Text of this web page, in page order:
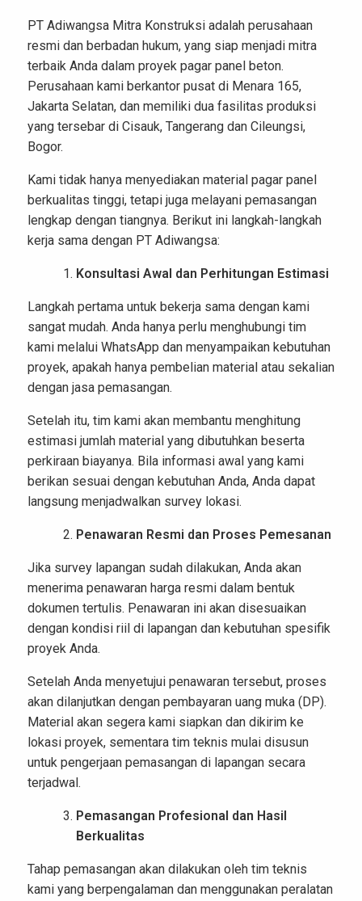
PT Adiwangsa Mitra Konstruksi adalah perusahaan
resmi dan berbadan hukum, yang siap menjadi mitra
terbaik Anda dalam proyek pagar panel beton.
Perusahaan kami berkantor pusat di Menara 165,
Jakarta Selatan, dan memiliki dua fasilitas produksi
yang tersebar di Cisauk, Tangerang dan Cileungsi,
Bogor.
Kami tidak hanya menyediakan material pagar panel
berkualitas tinggi, tetapi juga melayani pemasangan
lengkap dengan tiangnya. Berikut ini langkah-langkah
kerja sama dengan PT Adiwangsa:
Konsultasi Awal dan Perhitungan Estimasi
Langkah pertama untuk bekerja sama dengan kami
sangat mudah. Anda hanya perlu menghubungi tim
kami melalui WhatsApp dan menyampaikan kebutuhan
proyek, apakah hanya pembelian material atau sekalian
dengan jasa pemasangan.
Setelah itu, tim kami akan membantu menghitung
estimasi jumlah material yang dibutuhkan beserta
perkiraan biayanya. Bila informasi awal yang kami
berikan sesuai dengan kebutuhan Anda, Anda dapat
langsung menjadwalkan survey lokasi.
Penawaran Resmi dan Proses Pemesanan
Jika survey lapangan sudah dilakukan, Anda akan
menerima penawaran harga resmi dalam bentuk
dokumen tertulis. Penawaran ini akan disesuaikan
dengan kondisi riil di lapangan dan kebutuhan spesifik
proyek Anda.
Setelah Anda menyetujui penawaran tersebut, proses
akan dilanjutkan dengan pembayaran uang muka (DP).
Material akan segera kami siapkan dan dikirim ke
lokasi proyek, sementara tim teknis mulai disusun
untuk pengerjaan pemasangan di lapangan secara
terjadwal.
Pemasangan Profesional dan Hasil
Berkualitas
Tahap pemasangan akan dilakukan oleh tim teknis
kami yang berpengalaman dan menggunakan peralatan